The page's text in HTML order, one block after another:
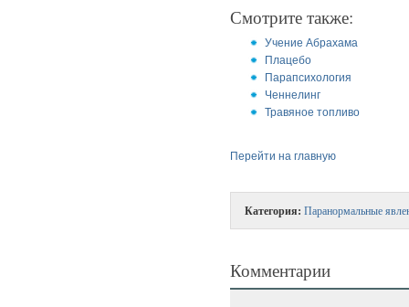
Смотрите также:
Учение Абрахама
Плацебо
Парапсихология
Ченнелинг
Травяное топливо
Перейти на главную
Категория: Паранормальные
Комментарии